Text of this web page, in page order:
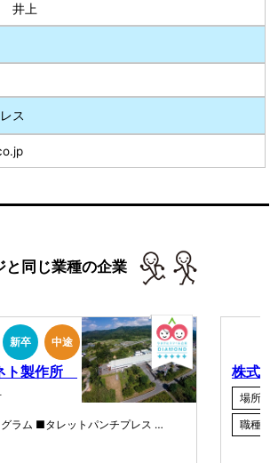
井上
ス
と同じ業種の企業
新卒 中途
ト製作所
ラム ■タレットパンチプレス …
株式会
場所
職種